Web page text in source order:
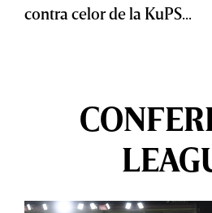
contra celor de la KuPS...